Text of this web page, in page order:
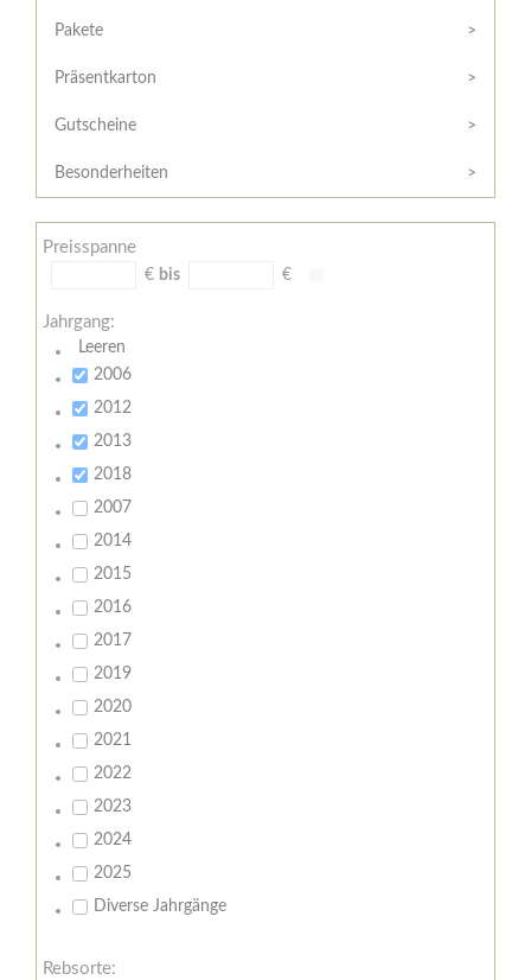
/
Widerrufsformular
AGB
Zahlungsbedingungen
Meine
Pakete
Präsentkarton
Gutscheine
Besonderheiten
Preisspanne
€ bis €
Jahrgang:
Leeren
2006
2012
2013
2018
2007
2014
2015
2016
2017
2019
2020
2021
2022
2023
2024
2025
Diverse Jahrgänge
Rebsorte: